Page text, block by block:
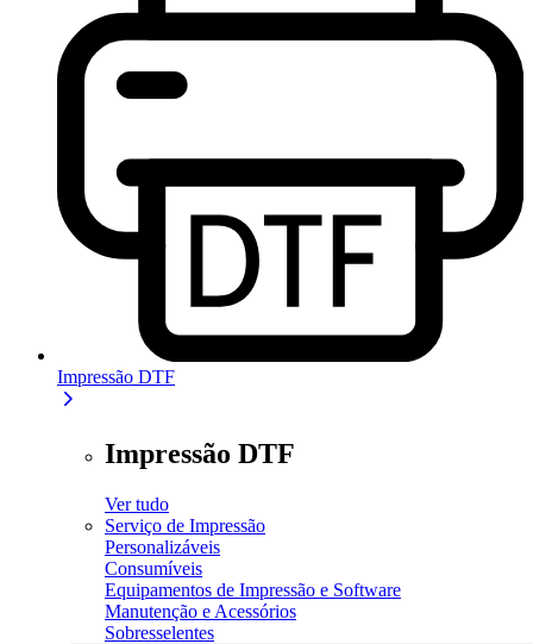
Impressão DTF
Impressão DTF
Ver tudo
Serviço de Impressão
Personalizáveis
Consumíveis
Equipamentos de Impressão e Software
Manutenção e Acessórios
Sobresselentes